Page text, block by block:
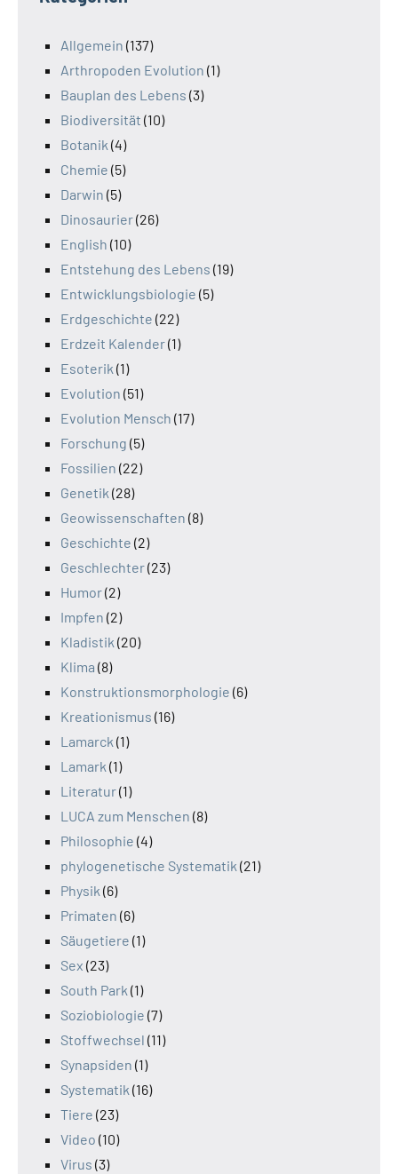
Allgemein (137)
Arthropoden Evolution (1)
Bauplan des Lebens (3)
Biodiversität (10)
Botanik (4)
Chemie (5)
Darwin (5)
Dinosaurier(26)
English (10)
Entstehung des Lebens (19)
Entwicklungsbiologie (5)
Erdgeschichte (22)
Erdzeit Kalender(1)
Esoterik (1)
Evolution (51)
Evolution Mensch (17)
Forschung (5)
Fossilien (22)
Genetik (28)
Geowissenschaften (8)
Geschichte (2)
Geschlechter(23)
Humor(2)
Impfen (2)
Kladistik (20)
Klima (8)
Konstruktionsmorphologie (6)
Kreationismus (16)
Lamarck (1)
Lamark (1)
Literatur(1)
LUCA zum Menschen (8)
Philosophie (4)
phylogenetische Systematik (21)
Physik (6)
Primaten (6)
Säugetiere (1)
Sex (23)
South Park (1)
Soziobiologie (7)
Stoffwechsel (11)
Synapsiden (1)
Systematik (16)
Tiere (23)
Video (10)
Virus (3)